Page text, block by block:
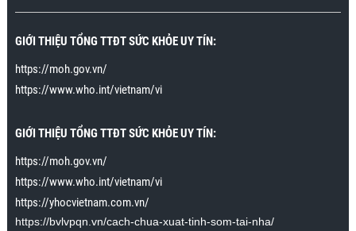
GIỚI THIỆU TỔNG TTĐT SỨC KHỎE UY TÍN:
https://moh.gov.vn/
https://www.who.int/vietnam/vi
GIỚI THIỆU TỔNG TTĐT SỨC KHỎE UY TÍN:
https://moh.gov.vn/
https://www.who.int/vietnam/vi
https://yhocvietnam.com.vn/
https://bvlvpqn.vn/cach-chua-xuat-tinh-som-tai-nha/